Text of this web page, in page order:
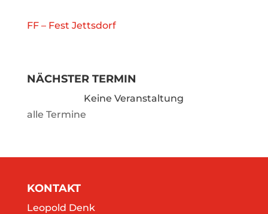
FF – Fest Jettsdorf
NÄCHSTER TERMIN
Keine Veranstaltung
alle Termine
KONTAKT
Leopold Denk